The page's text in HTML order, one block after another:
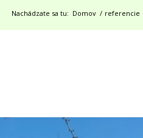
Nachádzate sa tu: Domov / referencie